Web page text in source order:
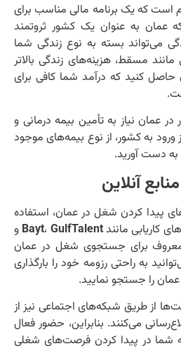
است که یک برنامه مالی مناسب برای
عمان به عنوان یک کشور ثروتمند
می‌تواند بسته به نوع زندگی شما
مسقط، هزینه‌های زندگی بالاتر
حاصل کنید که درآمد شما کافی برای
در عمان نیاز به تأمین بیمه درمانی و
ورود به کشور، از نوع بیمه‌های موجود
به دست آورید.
پیدا کردن شغل در عمان، استفاده
کاریابی مانند
Bayt، GulfTalent
و
معروف برای جستجوی شغل در عمان
به راحتی رزومه خود را بارگذاری
را جستجو نمایید.
از طریق شبکه‌های اجتماعی نیز از
می‌کنند. بنابراین، حضور فعال
شما در پیدا کردن فرصت‌های شغلی